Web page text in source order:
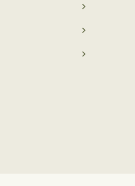
navigate_next
navigate_next
navigate_next